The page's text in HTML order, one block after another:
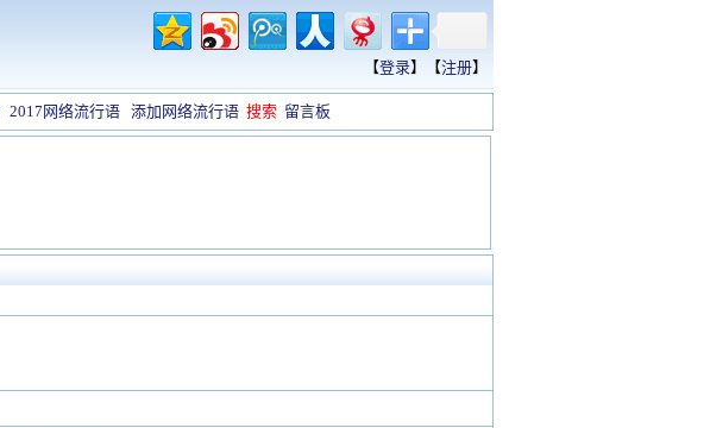
【登录】【注册】
2017网络流行语 添加网络流行语 搜索 留言板